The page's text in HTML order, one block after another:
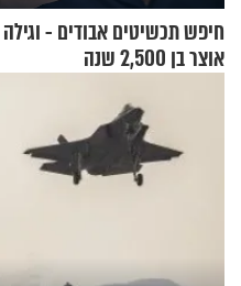
חיפש תכשיטים אבודים - וגילה
אוצר בן 2,500 שנה